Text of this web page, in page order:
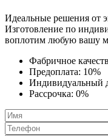
Идеальные решения от
Изготовление по
воплотим любую вашу
Фабричное
Предоплата: 10%
Индивидуальный
Рассрочка: 0%